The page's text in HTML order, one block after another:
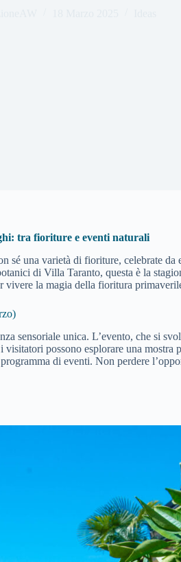
tra fioriture e eventi naturali
sé una varietà di fioriture, celebrate da
di Villa Taranto, questa è la
la magia della fioritura
sensoriale unica. L’evento, che si
possono esplorare una mostra
di eventi. Non perdere